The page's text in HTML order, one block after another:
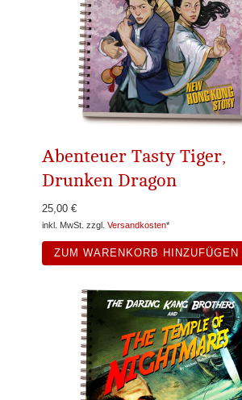
Abenteuer Tasty Tiger,
Drunken Dragon
25,00 €
inkl. MwSt. zzgl. Versandkosten*
ZUM WARENKORB HINZUFÜGEN